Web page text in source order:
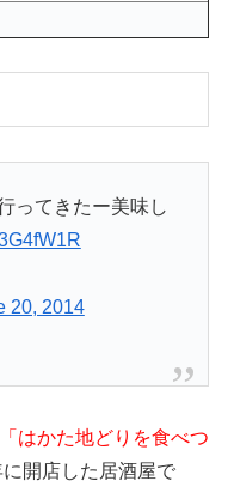
ってきたー美味し
20, 2014
「はかた地どりを食べつ
開店した居酒屋で